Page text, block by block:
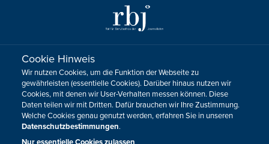
Sie haben noch Fragen oder Anmerkungen?
KONTAKTIEREN SIE UNS!
Impressum Datenschutz Kontakt
Barrierefreiheit
Cookie-Zustimmung anpassen
Design, Konzept & Programmierung:
Cookie Hinweis
Wir nutzen Cookies, um die Funktion der Webseite zu
gewährleisten (essentielle Cookies). Darüber hinaus nutzen wir
Cookies, mit denen wir User-Verhalten messen können. Diese
Daten teilen wir mit Dritten. Dafür brauchen wir Ihre Zustimmung.
Welche Cookies genau genutzt werden, erfahren Sie in unseren
Datenschutzbestimmungen.